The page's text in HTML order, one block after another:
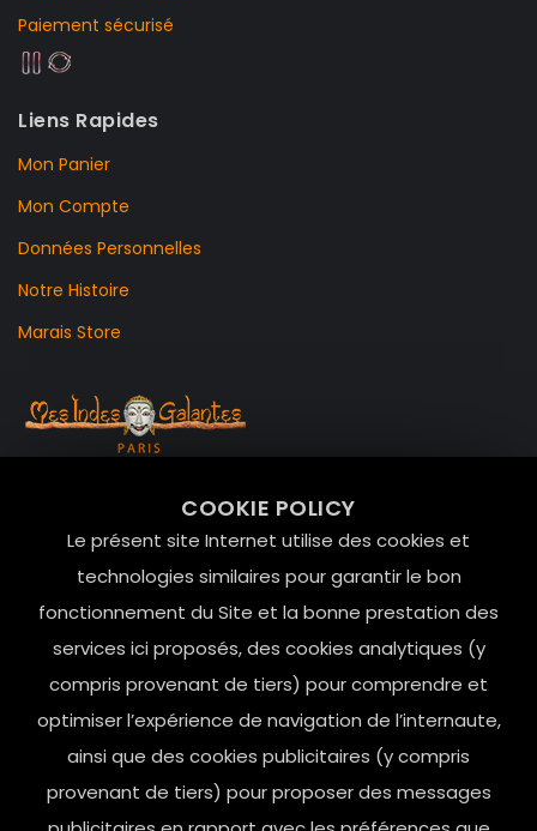
COOKIE POLICY
Le présent site Internet utilise des cookies et
technologies similaires pour garantir le bon
fonctionnement du Site et la bonne prestation des
services ici proposés, des cookies analytiques (y
compris provenant de tiers) pour comprendre et
optimiser l’expérience de navigation de l’internaute,
ainsi que des cookies publicitaires (y compris
provenant de tiers) pour proposer des messages
Paiement sécurisé
Liens Rapides
Mon Panier
Mon Compte
Données Personnelles
Notre Histoire
Marais Store
Le Marais, 75004 Paris
contact@mesindesgalantes.com
01.42.72.42.51